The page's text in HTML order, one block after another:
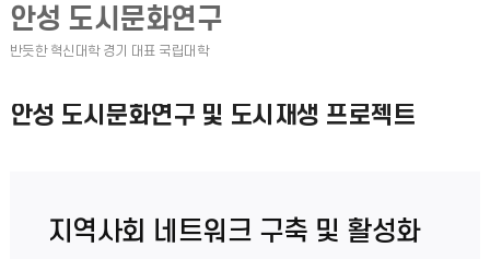
안성 도시문화연구
안성 도시문화연구 및 도시재생 프로젝트
지역사회 네트워크 구축 및 활성화